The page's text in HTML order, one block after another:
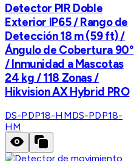
Detector PIR Doble
Exterior IP65 / Rango de
Detección 18 m (59 ft) /
Ángulo de Cobertura 90°
/ Inmunidad a Mascotas
24 kg / 118 Zonas /
Hikvision AX Hybrid PRO
DS-PDP18-HMDS-PDP18-
HM